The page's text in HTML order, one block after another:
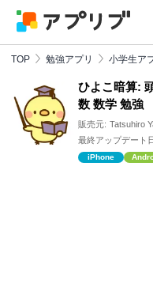
TOP 勉強アプリ 小学生ア
ひよこ暗算:
数 数学 勉強
販売元: Tatsuhiro
最終アップデート
iPhone